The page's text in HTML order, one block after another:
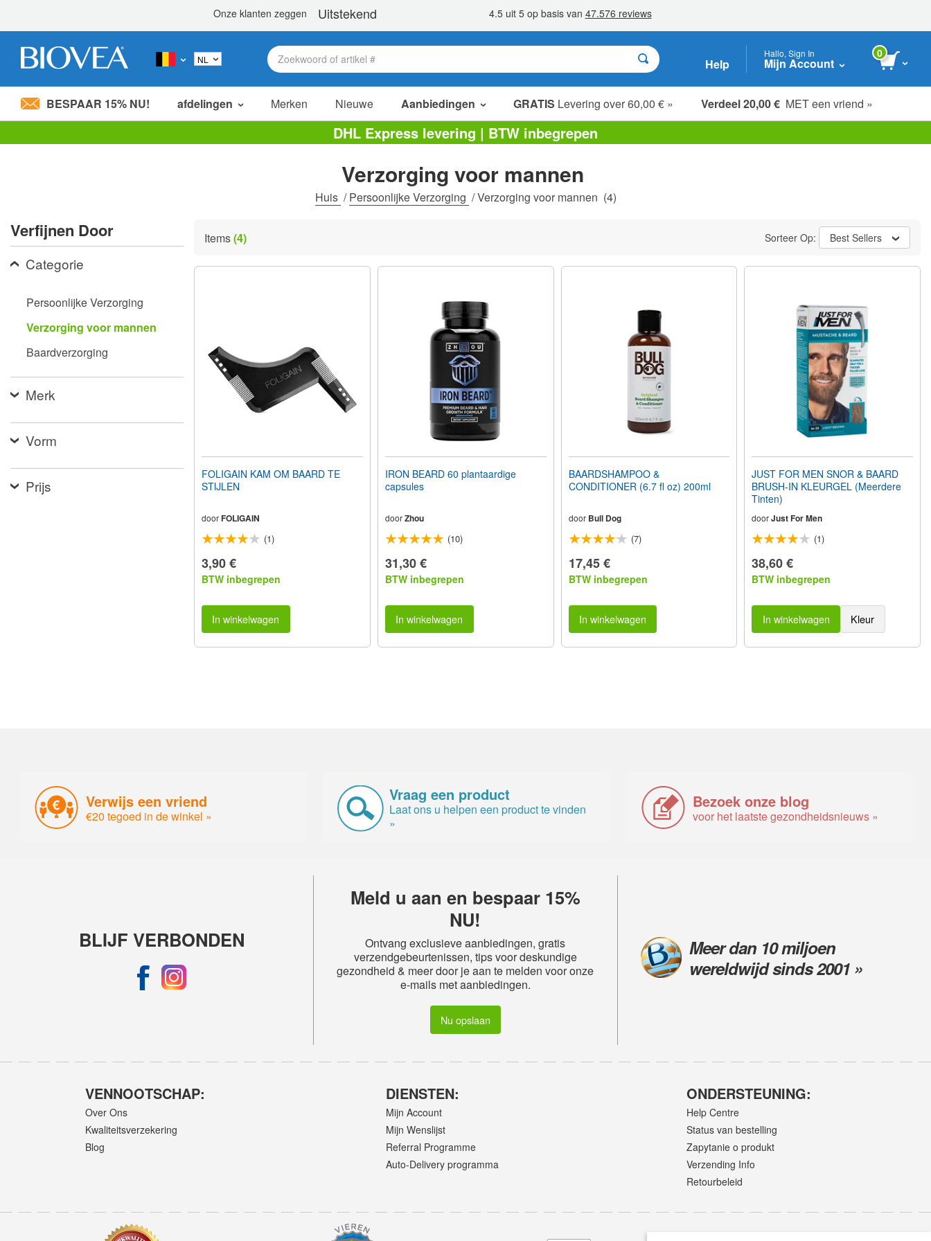
Let
Druk
op
Control-
F11
website
die
een
gebruiken;
op
F10
om
een
Help
Hallo, Sign In
Mijn Account
0
BESPAAR 15% NU! afdelingen Merken Nieuwe Aanbiedingen GRATIS Levering over 60,00 € » Verdeel 20,00 € MET een vriend »
verkoop items
value packs
opruiming
DHL Express levering | BTW inbegrepen
Verzorging voor mannen
Huis /Persoonlijke Verzorging /Verzorging voor mannen (4)
Verfijnen Door
Categorie
Persoonlijke Verzorging
Verzorging voor mannen
Baardverzorging
Merk
Vorm
Prijs
Items(4) Sorteer Op: Best Sellers
FOLIGAIN KAM OM BAARD TE
STIJLEN
doorFOLIGAIN
(1)
3,90 €
BTW inbegrepen
In winkelwagen
IRON BEARD 60 plantaardige
capsules
doorZhou
(10)
31,30 €
BTW inbegrepen
In winkelwagen
BAARDSHAMPOO &
CONDITIONER (6.7 fl oz) 200ml
door Bull Dog
(7)
17,45 €
BTW inbegrepen
In winkelwagen
JUST FOR MEN SNOR & BAARD
BRUSH-IN KLEURGEL (Meerdere
Tinten)
doorJust For Men
(1)
38,60 €
BTW inbegrepen
In winkelwagen Kleur
Verwijs een vriend
€20 tegoed in de winkel »
Vraag een product
Laat ons u helpen een product te vinden
»
Bezoek onze blog
voor het laatste gezondheidsnieuws »
BLIJF VERBONDEN
Meld u aan en bespaar 15%
NU!
Ontvang exclusieve aanbiedingen, gratis
verzendgebeurtenissen, tips voor deskundige
gezondheid & meer door je aan te melden voor onze
e-mails met aanbiedingen.
Nu opslaan
Meer dan 10 miljoen
wereldwijd sinds 2001 »
VENNOOTSCHAP:
Over Ons
Kwaliteitsverzekering
Blog
DIENSTEN:
Mijn Account
Mijn Wenslijst
Referral Programme
Auto-Delivery programma
ONDERSTEUNING:
Help Centre
Status van bestelling
Zapytanie o produkt
Verzending Info
Retourbeleid